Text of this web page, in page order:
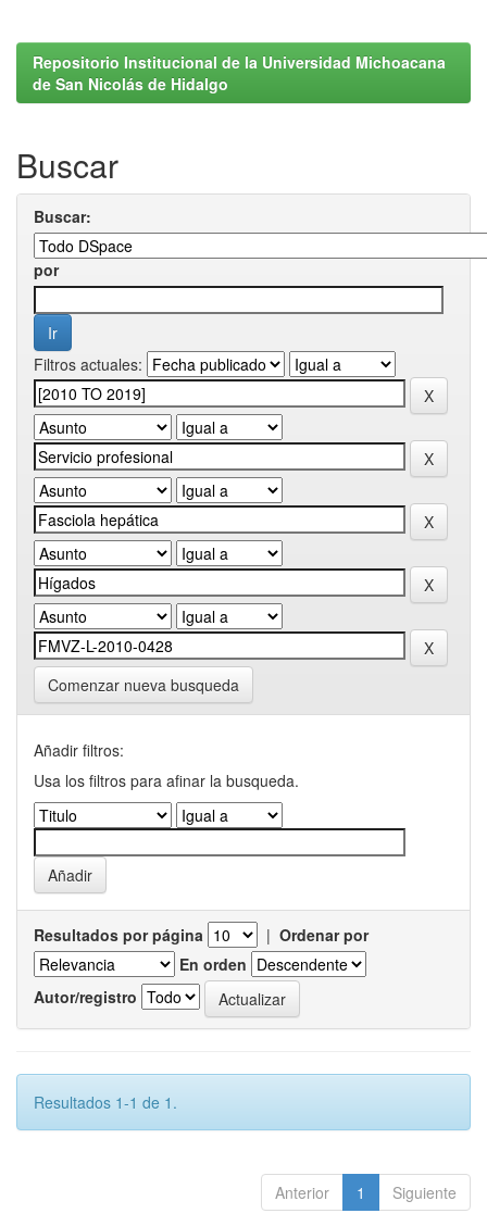
Repositorio Institucional de la Universidad Michoacana
de San Nicolás de Hidalgo
Buscar
Buscar:
por
Filtros actuales:
Comenzar nueva busqueda
Añadir filtros:
Usa los filtros para afinar la busqueda.
Resultados por página | Ordenar por
En orden
Autor/registro
Resultados 1-1 de 1.
Anterior 1 Siguiente